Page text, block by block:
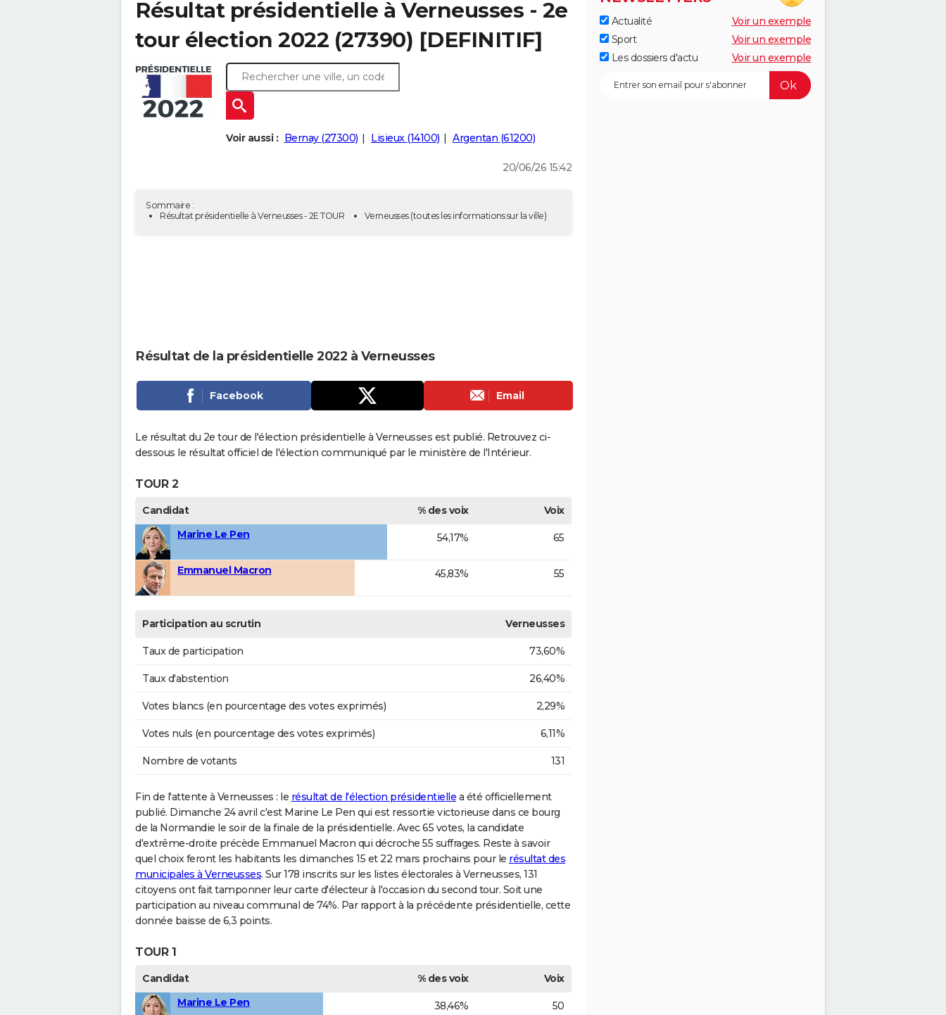
Résultat présidentielle à Verneusses - 2e
tour élection 2022 (27390) [DEFINITIF]
Voir aussi : Bernay (27300) Lisieux (14100) Argentan (61200)
20/06/26 15:42
Sommaire :
Résultat présidentielle à Verneusses - 2E TOUR
Verneusses(toutes les informations sur la ville)
Résultat de la présidentielle 2022 à Verneusses
Facebook Email
Le résultat du 2e tour de l'élection présidentielle à Verneusses est publié. Retrouvez ci-
dessous le résultat officiel de l'élection communiqué par le ministère de l'Intérieur.
TOUR 2
Candidat % des voix
Voix
Marine Le Pen
54,17% 65
Emmanuel Macron 45,83% 55
Participation au scrutin Verneusses
Taux de participation 73,60%
Taux d'abstention 26,40%
Votes blancs (en pourcentage des votes exprimés) 2,29%
Votes nuls (en pourcentage des votes exprimés) 6,11%
Nombre de votants 131
Fin de l'attente à Verneusses : le résultat de l'élection présidentielle a été officiellement
publié. Dimanche 24 avril c'est Marine Le Pen qui est ressortie victorieuse dans ce bourg
de la Normandie le soir de la finale de la présidentielle. Avec 65 votes, la candidate
d'extrême-droite précède Emmanuel Macron qui décroche 55 suffrages. Reste à savoir
quel choix feront les habitants les dimanches 15 et 22 mars prochains pour le résultat des
municipales à Verneusses. Sur 178 inscrits sur les listes électorales à Verneusses, 131
citoyens ont fait tamponner leur carte d'électeur à l'occasion du second tour. Soit une
participation au niveau communal de 74%. Par rapport à la précédente présidentielle, cette
donnée baisse de 6,3 points.
TOUR 1
Candidat % des voix
Voix
Marine Le Pen
38,46% 50
Actualité
Voir un exemple
Sport
Voir un exemple
Les dossiers d'actu
Voir un exemple